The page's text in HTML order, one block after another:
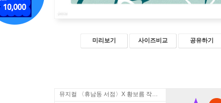
미리보기 사이즈비교 공유하기
뮤지컬 〈휴남동 서점〉X 황보름 작가 북토크